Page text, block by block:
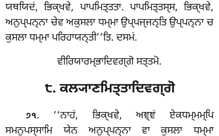
ਯਥਯਿਦਂ, ਭਿਕ੍ਖਵੇ, ਪਾਪਮਿਤ੍ਤਤਾ. ਪਾਪਮਿਤ੍ਤਸ੍ਸ, ਭਿਕ੍ਖਵੇ,
ਅਨੁਪ੍ਪਨ੍ਨਾ ਚੇਵ ਅਕੁਸਲਾ ਧਮ੍ਮਾ ਉਪ੍ਪਜ੍ਜਨ੍ਤਿ ਉਪ੍ਪਨ੍ਨਾ ਚ
ਕੁਸਲਾ ਧਮ੍ਮਾ ਪਰਿਹਾਯਨ੍ਤੀ’’ਤਿ. ਦਸਮਂ.
ਵੀਰਿਯਾਰਮ੍ਭਾਦਿਵਗ੍ਗੋ ਸਤ੍ਤਮੋ.
੮. ਕਲ੍ਯਾਣਮਿਤ੍ਤਾਦਿਵਗ੍ਗੋ
੭੧. ‘‘ਨਾਹਂ, ਭਿਕ੍ਖਵੇ, ਅਞ੍ਞਂ ਏਕਧਮ੍ਮਮ੍ਪਿ
ਸਮਨੁਪਸ੍ਸਾਮਿ ਯੇਨ ਅਨੁਪ੍ਪਨ੍ਨਾ ਵਾ ਕੁਸਲਾ ਧਮ੍ਮਾ